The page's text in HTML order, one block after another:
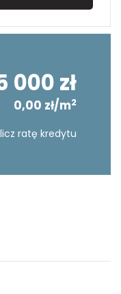
000 zł
0,00 zł/m2
ratę kredytu